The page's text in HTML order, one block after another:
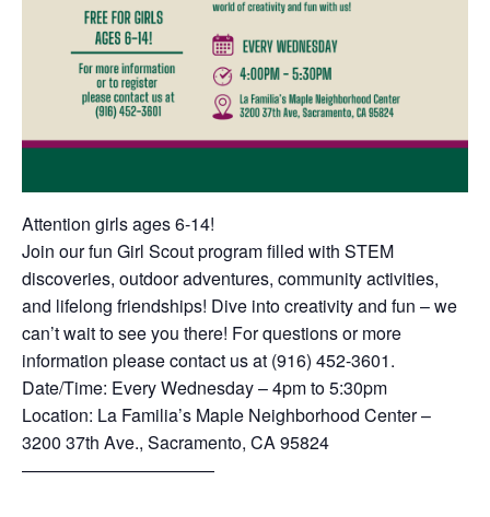
Attention girls ages 6-14!
Join our fun Girl Scout program filled with STEM
discoveries, outdoor adventures, community activities,
and lifelong friendships! Dive into creativity and fun – we
can’t wait to see you there! For questions or more
information please contact us at (916) 452-3601.
Date/Time: Every Wednesday – 4pm to 5:30pm
Location: La Familia’s Maple Neighborhood Center –
3200 37th Ave., Sacramento, CA 95824
———————————